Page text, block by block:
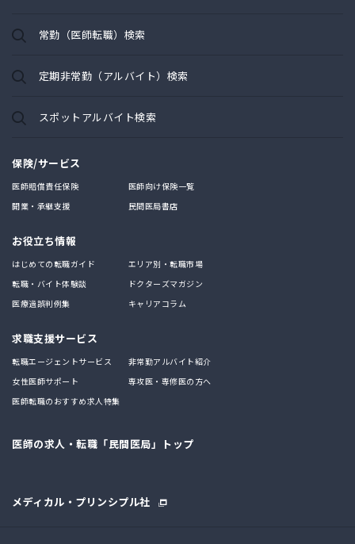
常勤（医師転職）検索
定期非常勤（アルバイト）検索
スポットアルバイト検索
保険/サービス
医師賠償責任保険
医師向け保険一覧
開業・承継支援
民間医局書店
お役立ち情報
はじめての転職ガイド
エリア別・転職市場
転職・バイト体験談
ドクターズマガジン
医療過誤判例集
キャリアコラム
求職支援サービス
転職エージェントサービス
非常勤アルバイト紹介
女性医師サポート
専攻医・専修医の方へ
医師転職のおすすめ求人特集
医師の求人・転職「民間医局」トップ
メディカル・プリンシプル社